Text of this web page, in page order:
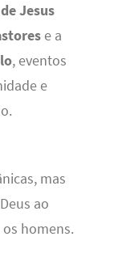
Jesus
e a
, eventos
e
mas
ao
homens.